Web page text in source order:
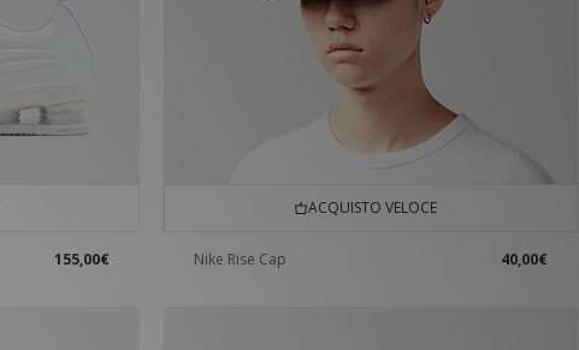
155,00€
ACQUISTO VELOCE
Nike Rise Cap 40,00€